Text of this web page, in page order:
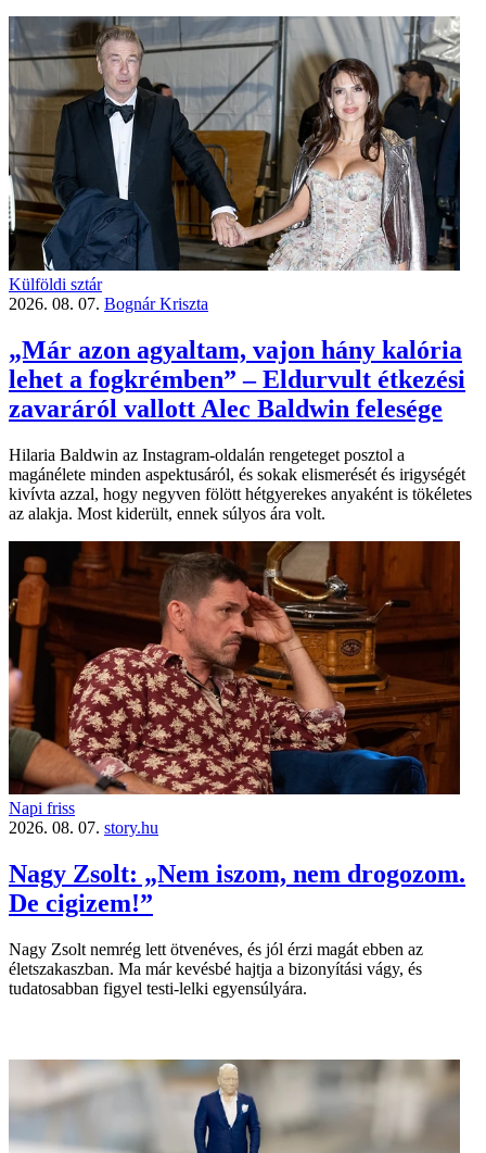
Külföldi sztár
2026. 08. 07. Bognár Kriszta
„Már azon agyaltam, vajon hány kalória
lehet a fogkrémben” – Eldurvult étkezési
zavaráról vallott Alec Baldwin felesége
Hilaria Baldwin az Instagram-oldalán rengeteget posztol a
magánélete minden aspektusáról, és sokak elismerését és irigységét
kivívta azzal, hogy negyven fölött hétgyerekes anyaként is tökéletes
az alakja. Most kiderült, ennek súlyos ára volt.
Napi friss
2026. 08. 07. story.hu
Nagy Zsolt: „Nem iszom, nem drogozom.
De cigizem!”
Nagy Zsolt nemrég lett ötvenéves, és jól érzi magát ebben az
életszakaszban. Ma már kevésbé hajtja a bizonyítási vágy, és
tudatosabban figyel testi-lelki egyensúlyára.